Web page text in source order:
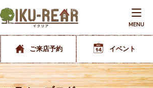
MENU
ご来店予約 イベント